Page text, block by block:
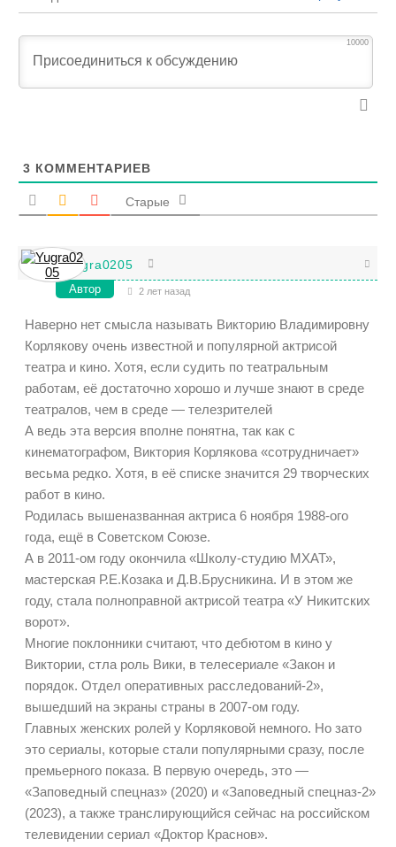
10000
3 КОММЕНТАРИЕВ
Старые
Yugra0205
Автор 2 лет назад
Наверно нет смысла называть Викторию Владимировну
Корлякову очень известной и популярной актрисой
театра и кино. Хотя, если судить по театральным
работам, её достаточно хорошо и лучше знают в среде
театралов, чем в среде — телезрителей
А ведь эта версия вполне понятна, так как с
кинематографом, Виктория Корлякова «сотрудничает»
весьма редко. Хотя, в её списке значится 29 творческих
работ в кино.
Родилась вышеназванная актриса 6 ноября 1988-ого
года, ещё в Советском Союзе.
А в 2011-ом году окончила «Школу-студию МХАТ»,
мастерская Р.Е.Козака и Д.В.Брусникина. И в этом же
году, стала полноправной актрисой театра «У Никитских
ворот».
Многие поклонники считают, что дебютом в кино у
Виктории, стла роль Вики, в телесериале «Закон и
порядок. Отдел оперативных расследований-2»,
вышедший на экраны страны в 2007-ом году.
Главных женских ролей у Корляковой немного. Но зато
это сериалы, которые стали популярными сразу, после
премьерного показа. В первую очередь, это —
«Заповедный спецназ» (2020) и «Заповедный спецназ-2»
(2023), а также транслирующийся сейчас на российском
телевидении сериал «Доктор Краснов».